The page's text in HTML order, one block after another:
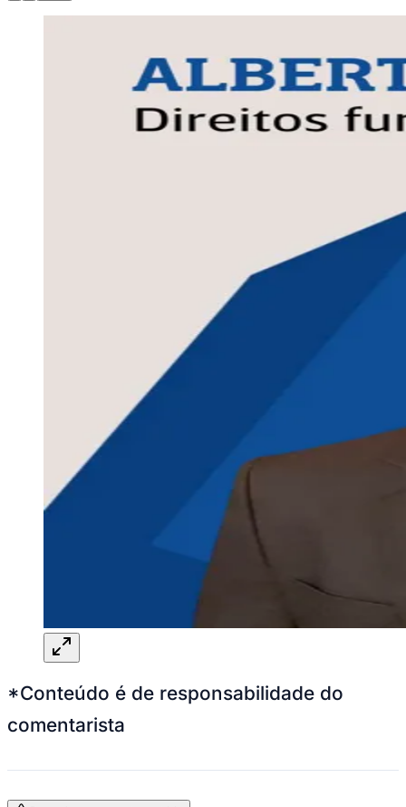
*Conteúdo é de responsabilidade do
comentarista